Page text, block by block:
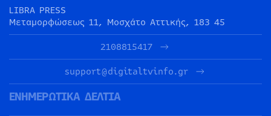
LIBRA PRESS
Μεταμορφώσεως 11, Μοσχάτο Αττικής, 183 45
2108815417
support@digitaltvinfo.gr
ΕΝΗΜΕΡΩΤΙΚΑ ΔΕΛΤΙΑ